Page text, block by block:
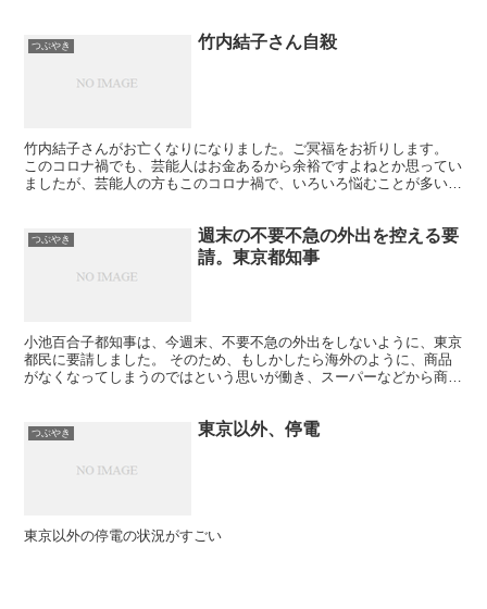
つぶやき 竹内結子さん自殺
竹内結子さんがお亡くなりになりました。ご冥福をお祈りします。
このコロナ禍でも、芸能人はお金あるから余裕ですよねとか思ってい
ましたが、芸能人の方もこのコロナ禍で、いろいろ悩むことが多いの
つぶやき
週末の不要不急の外出を控える要
請。東京都知事
小池百合子都知事は、今週末、不要不急の外出をしないように、東京
都民に要請しました。 そのため、もしかしたら海外のように、商品
がなくなってしまうのではという思いが働き、スーパーなどから商品
つぶやき 東京以外、停電
東京以外の停電の状況がすごい